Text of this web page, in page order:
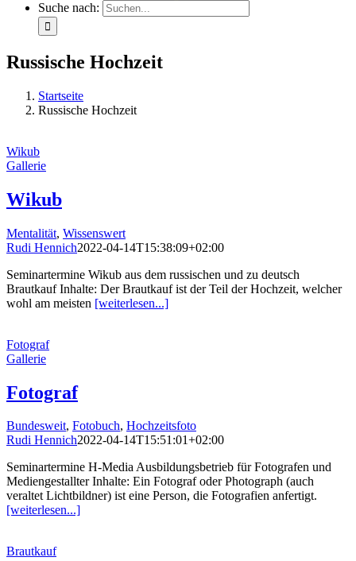
Suche nach:
Russische Hochzeit
Startseite
Russische Hochzeit
Wikub
Gallerie
Wikub
Mentalität, Wissenswert
Rudi Hennich2022-04-14T15:38:09+02:00
Seminartermine Wikub aus dem russischen und zu deutsch
Brautkauf Inhalte: Der Brautkauf ist der Teil der Hochzeit, welcher
wohl am meisten [weiterlesen...]
Fotograf
Gallerie
Fotograf
Bundesweit, Fotobuch, Hochzeitsfoto
Rudi Hennich2022-04-14T15:51:01+02:00
Seminartermine H-Media Ausbildungsbetrieb für Fotografen und
Mediengestallter Inhalte: Ein Fotograf oder Photograph (auch
veraltet Lichtbildner) ist eine Person, die Fotografien anfertigt.
[weiterlesen...]
Brautkauf